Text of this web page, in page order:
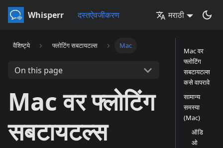
Whisperr दस्तऐवजीकरण मराठी
वैशिष्ट्ये फ्लोटिंग सबटायटल्स Mac
On this page
Mac वर फ्लोटिंग
सबटायटल्स
Mac वर
फ्लोटिंग
सबटायटल्स
कसे वापरावे
सामान्य
समस्या
(Mac)
ऑडि
ओ